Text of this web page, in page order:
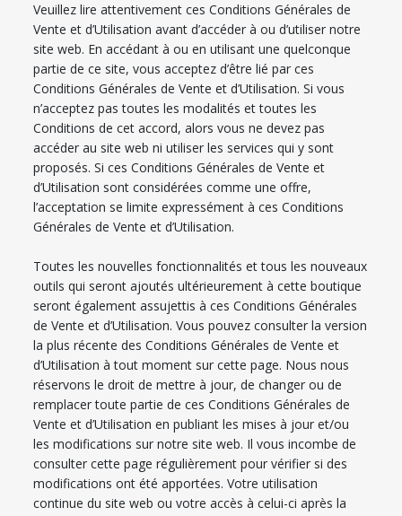
Veuillez lire attentivement ces Conditions Générales de
Vente et d’Utilisation avant d’accéder à ou d’utiliser notre
site web. En accédant à ou en utilisant une quelconque
partie de ce site, vous acceptez d’être lié par ces
Conditions Générales de Vente et d’Utilisation. Si vous
n’acceptez pas toutes les modalités et toutes les
Conditions de cet accord, alors vous ne devez pas
accéder au site web ni utiliser les services qui y sont
proposés. Si ces Conditions Générales de Vente et
d’Utilisation sont considérées comme une offre,
l’acceptation se limite expressément à ces Conditions
Générales de Vente et d’Utilisation.
Toutes les nouvelles fonctionnalités et tous les nouveaux
outils qui seront ajoutés ultérieurement à cette boutique
seront également assujettis à ces Conditions Générales
de Vente et d’Utilisation. Vous pouvez consulter la version
la plus récente des Conditions Générales de Vente et
d’Utilisation à tout moment sur cette page. Nous nous
réservons le droit de mettre à jour, de changer ou de
remplacer toute partie de ces Conditions Générales de
Vente et d’Utilisation en publiant les mises à jour et/ou
les modifications sur notre site web. Il vous incombe de
consulter cette page régulièrement pour vérifier si des
modifications ont été apportées. Votre utilisation
continue du site web ou votre accès à celui-ci après la